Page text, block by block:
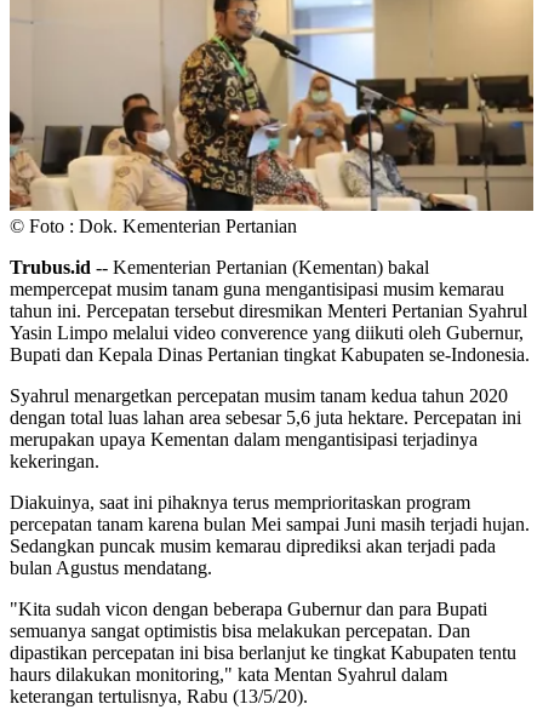
© Foto : Dok. Kementerian Pertanian
Trubus.id -- Kementerian Pertanian (Kementan) bakal
mempercepat musim tanam guna mengantisipasi musim kemarau
tahun ini. Percepatan tersebut diresmikan Menteri Pertanian Syahrul
Yasin Limpo melalui video converence yang diikuti oleh Gubernur,
Bupati dan Kepala Dinas Pertanian tingkat Kabupaten se-Indonesia.
Syahrul menargetkan percepatan musim tanam kedua tahun 2020
dengan total luas lahan area sebesar 5,6 juta hektare. Percepatan ini
merupakan upaya Kementan dalam mengantisipasi terjadinya
kekeringan.
Diakuinya, saat ini pihaknya terus memprioritaskan program
percepatan tanam karena bulan Mei sampai Juni masih terjadi hujan.
Sedangkan puncak musim kemarau diprediksi akan terjadi pada
bulan Agustus mendatang.
"Kita sudah vicon dengan beberapa Gubernur dan para Bupati
semuanya sangat optimistis bisa melakukan percepatan. Dan
dipastikan percepatan ini bisa berlanjut ke tingkat Kabupaten tentu
haurs dilakukan monitoring," kata Mentan Syahrul dalam
keterangan tertulisnya, Rabu (13/5/20).